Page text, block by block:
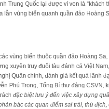
Trung Quốc lại được ví von là
lẫn vùng biển quanh quần đảo Hoàng
vùng biển thuộc quần đảo Hoàng
xuyên truy đuổi tàu đánh cá Việt
Quân chính, đánh giá kết quả lãnh
Phú Trọng, Tổng Bí thư đảng
đặc biệt lưu ý đến việc xây dựng
bác các quan điểm sai trái, thù